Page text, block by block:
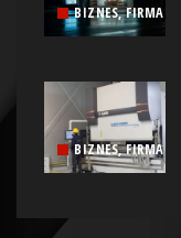
BIZNES, FIRMA
BIZNES, FIRMA